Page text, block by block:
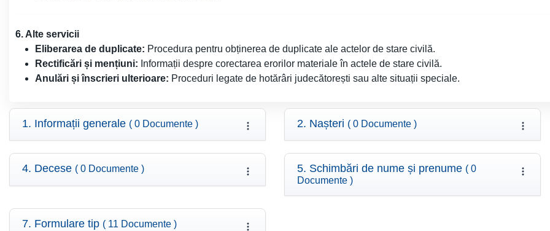
6. Alte servicii
Eliberarea de duplicate: Procedura pentru obținerea de duplicate ale actelor de stare civilă.
Rectificări și mențiuni: Informații despre corectarea erorilor materiale în actele de stare civilă.
Anulări și înscrieri ulterioare: Proceduri legate de hotărâri judecătorești sau alte situații speciale.
1. Informații generale ( 0 Documente ) 2. Nașteri ( 0 Documente )
4. Decese ( 0 Documente ) 5. Schimbări de nume și prenume ( 0
Documente )
7. Formulare tip ( 11 Documente )